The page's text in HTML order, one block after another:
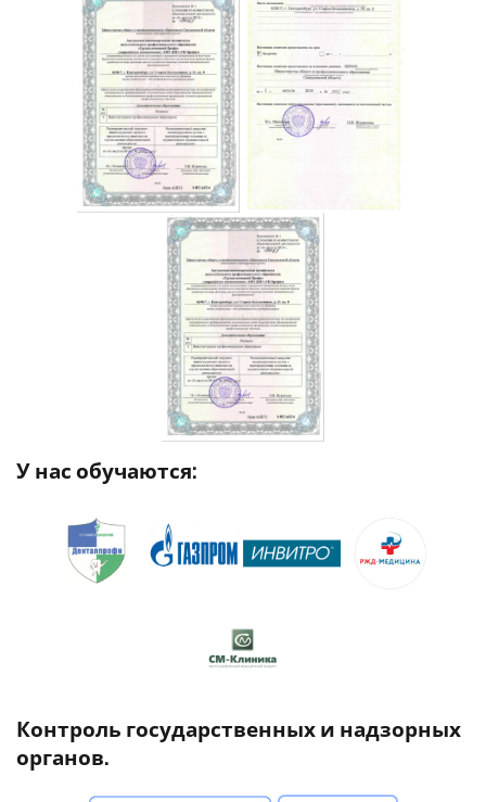
У нас обучаются:
Контроль государственных и надзорных
органов.